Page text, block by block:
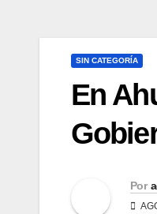
SIN CATEGORÍA
En
Por